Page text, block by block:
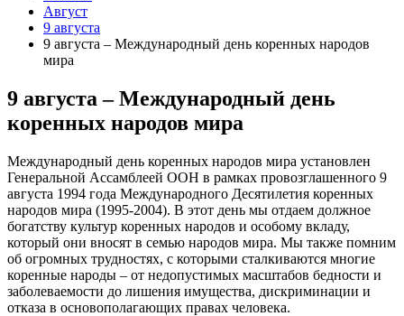
Август
9 августа
9 августа – Международный день коренных народов
мира
9 августа – Международный день
коренных народов мира
Международный день коренных народов мира установлен
Генеральной Ассамблеей ООН в рамках провозглашенного 9
августа 1994 года Международного Десятилетия коренных
народов мира (1995-2004). В этот день мы отдаем должное
богатству культур коренных народов и особому вкладу,
который они вносят в семью народов мира. Мы также помним
об огромных трудностях, с которыми сталкиваются многие
коренные народы – от недопустимых масштабов бедности и
заболеваемости до лишения имущества, дискриминации и
отказа в основополагающих правах человека.